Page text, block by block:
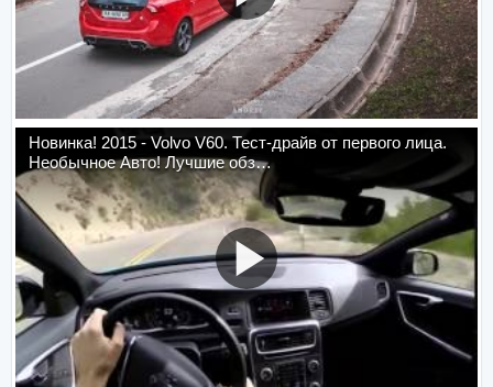
Новинка! 2015 - Volvo V60. Тест-драйв от первого лица.
Необычное Авто! Лучшие обз…